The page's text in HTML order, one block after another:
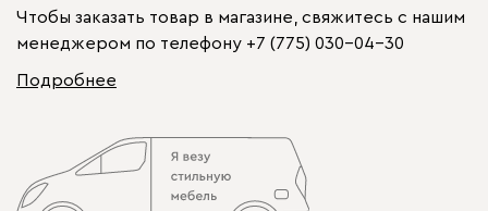
Чтобы заказать товар в магазине, свяжитесь с нашим
менеджером по телефону +7 (775) 030-04-30
Подробнее